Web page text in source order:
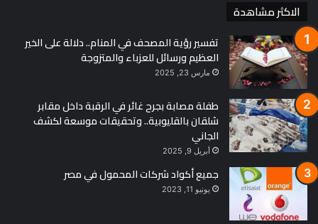
الاكثر مشاهدة
تفسير رؤية المصحف في المنام.. دلالة على الخير
العظيم ورسائل للعزباء والمتزوجة
مارس 23, 2025
طفلة مصابة بجرح غائر في الرقبة داخل مقابر
شلقان بالقليوبية.. وتحقيقات موسعة لكشف
الجاني
أبريل 9, 2025
جميع أكواد شركات المحمول في مصر
يونيو 11, 2023